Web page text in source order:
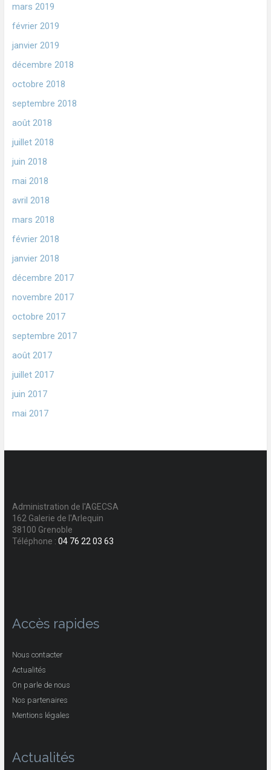
mars 2019
février 2019
janvier 2019
décembre 2018
octobre 2018
septembre 2018
août 2018
juillet 2018
juin 2018
mai 2018
avril 2018
mars 2018
février 2018
janvier 2018
décembre 2017
novembre 2017
octobre 2017
septembre 2017
août 2017
juillet 2017
juin 2017
mai 2017
Administration de l'AGECSA
162 Galerie de l'Arlequin
38100 Grenoble
Téléphone : 04 76 22 03 63
Accès rapides
Nous contacter
Actualités
On parle de nous
Nos partenaires
Mentions légales
Actualités